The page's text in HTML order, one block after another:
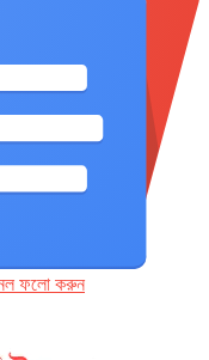
ফলো করুন